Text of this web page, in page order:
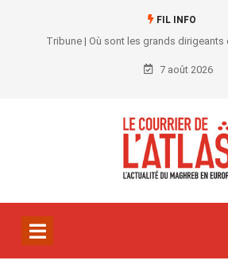
FIL INFO
Tribune | Où sont les grands dirigeants
7 août 2026